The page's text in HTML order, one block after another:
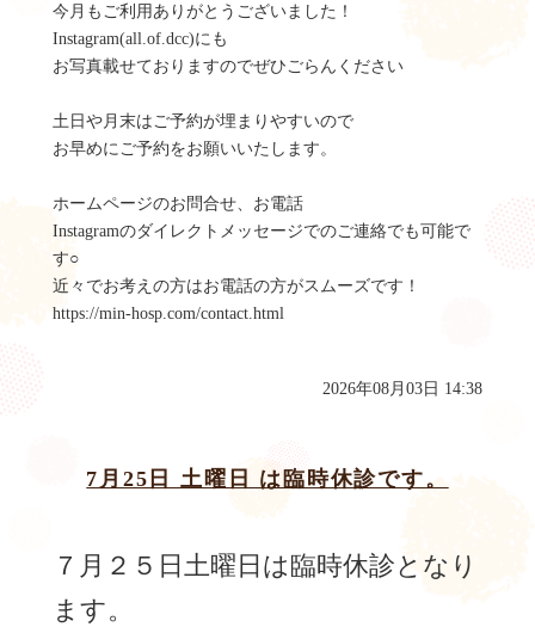
今月もご利用ありがとうございました！
Instagram(all.of.dcc)にも
お写真載せておりますのでぜひごらんください
土日や月末はご予約が埋まりやすいので
お早めにご予約をお願いいたします。
ホームページのお問合せ、お電話
Instagramのダイレクトメッセージでのご連絡でも可能で
す○
近々でお考えの方はお電話の方がスムーズです！
https://min-hosp.com/contact.html
2026年08月03日 14:38
7月25日 土曜日 は臨時休診です。
７月２５日土曜日は臨時休診となり
ます。